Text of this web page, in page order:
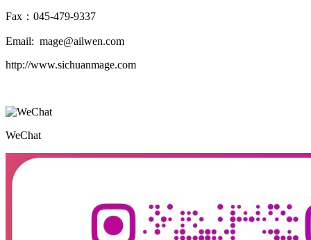
Fax：045-479-9337
Email: mage@ailwen.com
http://www.sichuanmage.com
WeChat